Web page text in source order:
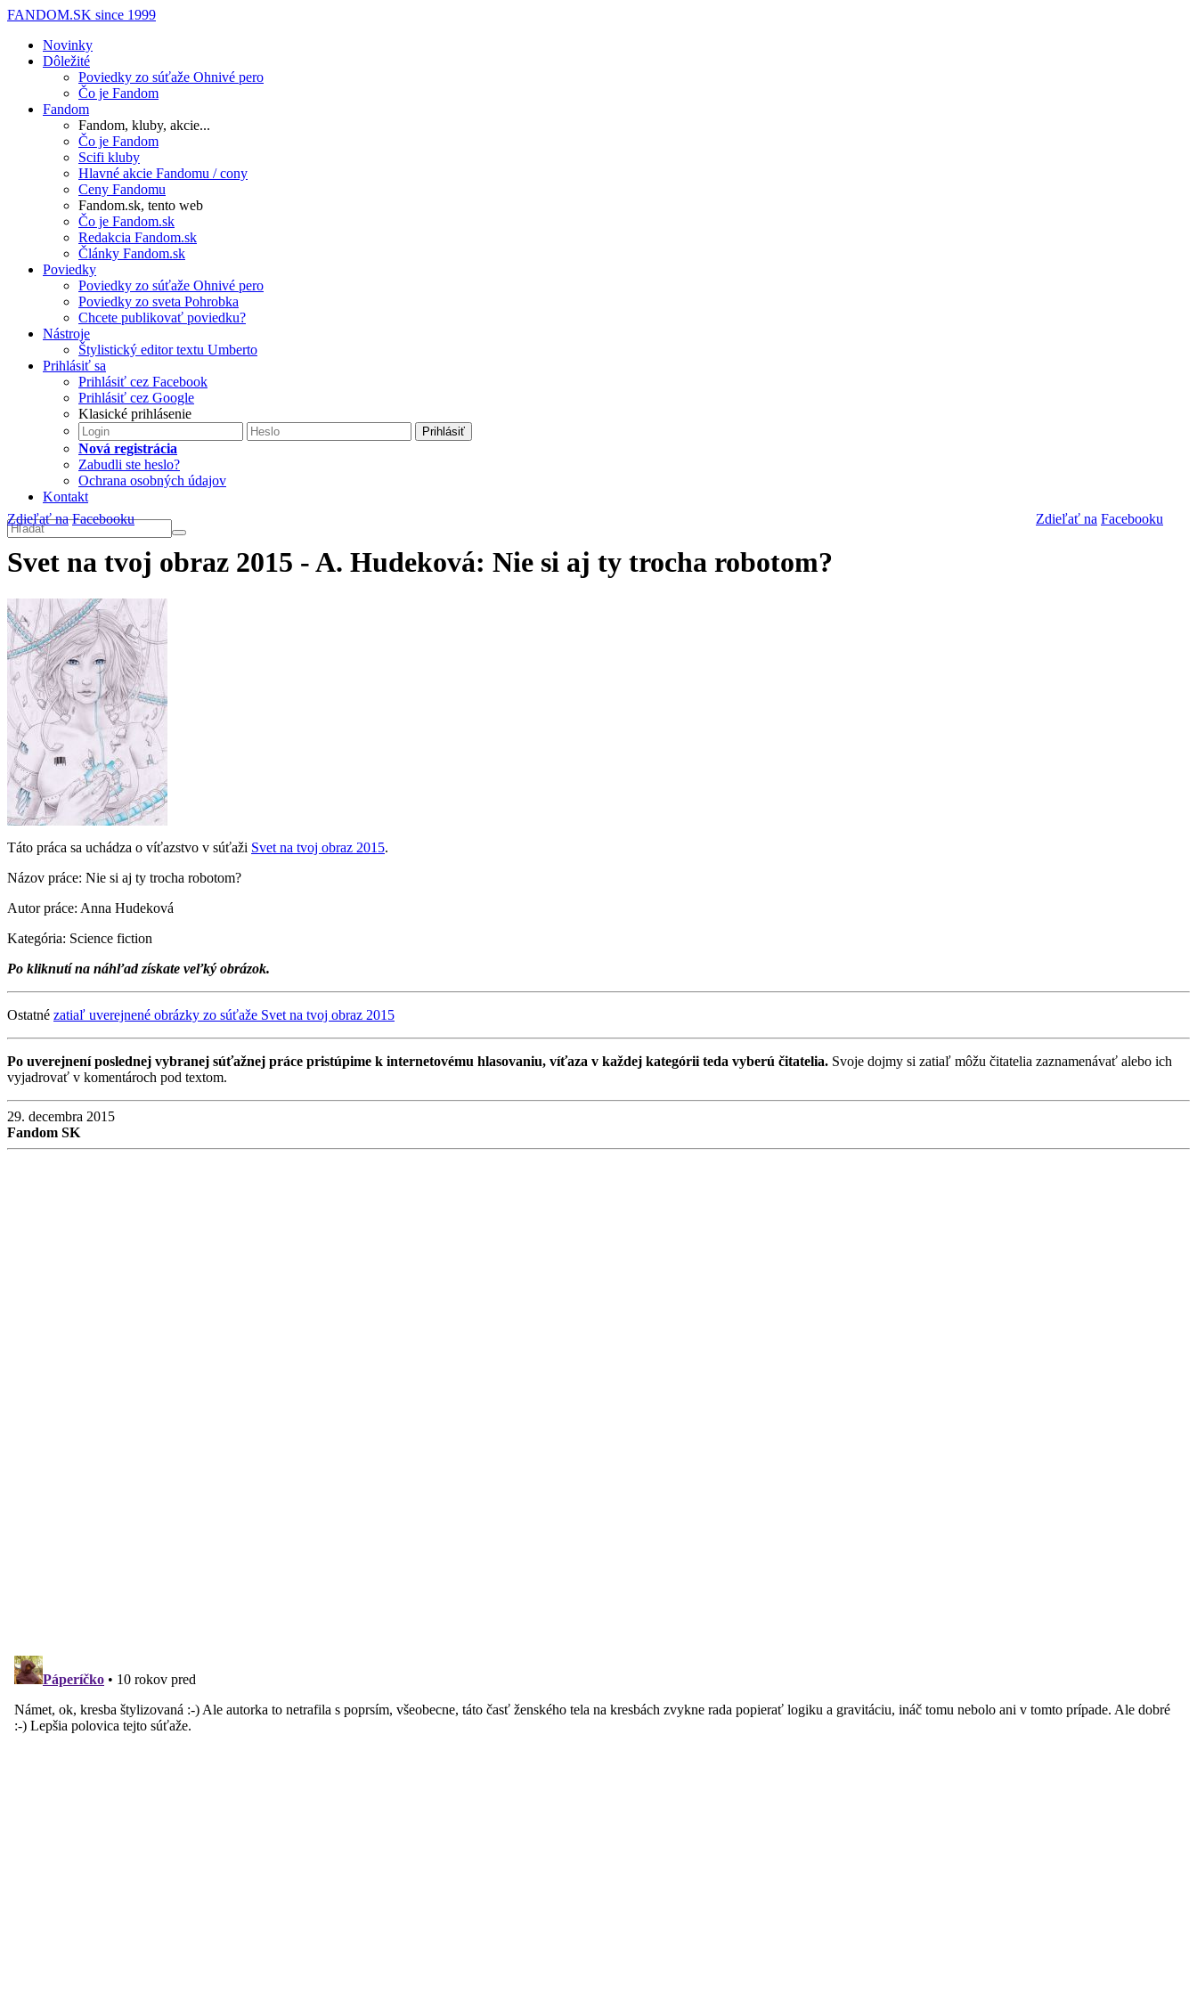
FANDOM.SK since 1999
Novinky
Dôležité
Poviedky zo súťaže Ohnivé pero
Čo je Fandom
Fandom
Fandom, kluby, akcie...
Čo je Fandom
Scifi kluby
Hlavné akcie Fandomu / cony
Ceny Fandomu
Fandom.sk, tento web
Čo je Fandom.sk
Redakcia Fandom.sk
Články Fandom.sk
Poviedky
Poviedky zo súťaže Ohnivé pero
Poviedky zo sveta Pohrobka
Chcete publikovať poviedku?
Nástroje
Štylistický editor textu Umberto
Prihlásiť sa
Prihlásiť cez Facebook
Prihlásiť cez Google
Klasické prihlásenie
Prihlásiť
Nová registrácia
Zabudli ste heslo?
Ochrana osobných údajov
Kontakt
Zdieľať na Facebooku
Zdieľať na Facebooku
Svet na tvoj obraz 2015 - A. Hudeková: Nie si aj ty trocha robotom?
Táto práca sa uchádza o víťazstvo v súťaži Svet na tvoj obraz 2015.
Názov práce: Nie si aj ty trocha robotom?
Autor práce: Anna Hudeková
Kategória: Science fiction
Po kliknutí na náhľad získate veľký obrázok.
Ostatné zatiaľ uverejnené obrázky zo súťaže Svet na tvoj obraz 2015
Po uverejnení poslednej vybranej súťažnej práce pristúpime k internetovému hlasovaniu, víťaza v každej kategórii teda vyberú čitatelia. Svoje dojmy si zatiaľ môžu čitatelia zaznamenávať alebo ich
vyjadrovať v komentároch pod textom.
29. decembra 2015
Fandom SK